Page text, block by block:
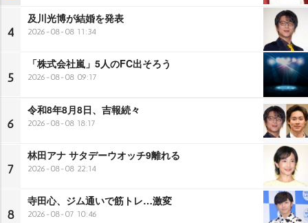
4
及川光博が結婚を発表
2026-08-08 11:34
5
「株式会社嵐」5人のFC出そろう
2026-08-08 09:17
6
令和8年8月8日、吉報続々
2026-08-08 18:17
7
林田アナ サタデーウオッチ9離れる
2026-08-08 22:14
8
寺田心、ジム通いで筋トレ…激変
2026-08-07 10:46